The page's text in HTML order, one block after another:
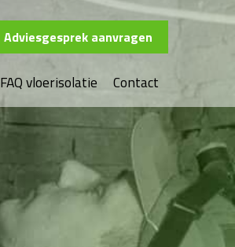
Adviesgesprek aanvragen
FAQ vloerisolatie Contact